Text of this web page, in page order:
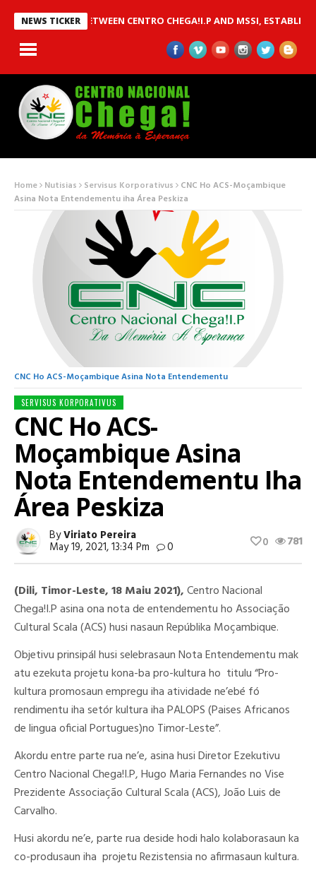
NEWS TICKER
AN MOU BETWEEN CENTRO CHEGA!I.P AND MSSI, ESTABLISHED TO
Home Nutisias Servisus Korporativus CNC Ho ACS-Moçambique
Asina Nota Entendementu iha Área Peskiza
CNC Ho ACS-Moçambique Asina Nota Entendementu
SERVISUS KORPORATIVUS
CNC Ho ACS-
Moçambique Asina
Nota Entendementu Iha
Área Peskiza
ByViriato Pereira
May 19, 2021, 13:34 Pm 0 781
0
(Dili, Timor-Leste, 18 Maiu 2021),Centro Nacional
Chega!I.P asina ona nota de entendementu ho Associação
Cultural Scala (ACS) husi nasaun Repúblika Moçambique.
Objetivu prinsipál husi selebrasaun Nota Entendementu mak
atu ezekuta projetu kona-ba pro-kultura ho titulu “Pro-
kultura promosaun empregu iha atividade ne’ebé fó
rendimentu iha setór kultura iha PALOPS (Paises Africanos
de lingua oficial Portugues)no Timor-Leste”.
Akordu entre parte rua ne’e, asina husi Diretor Ezekutivu
Centro Nacional Chega!I.P, Hugo Maria Fernandes no Vise
Prezidente Associação Cultural Scala (ACS), João Luis de
Carvalho.
Husi akordu ne’e, parte rua deside hodi halo kolaborasaun ka
co-produsaun iha projetu Rezistensia no afirmasaun kultura.